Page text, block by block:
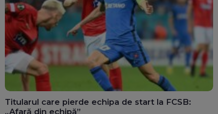
Titularul care pierde echipa de start la FCSB:
„Afară din echipă”